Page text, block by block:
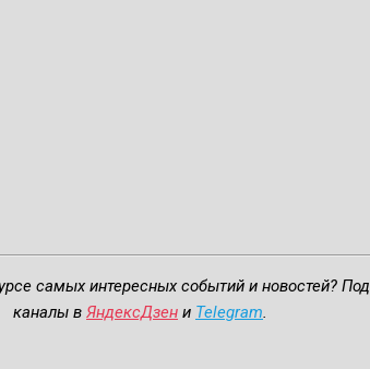
самых интересных событий и новостей?
каналы в ЯндексДзен и Telegram.